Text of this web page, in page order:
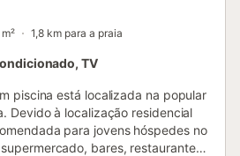
1,8 km para a praia
TV
piscina está localizada na popular
Devido à localização residencial
para jovens hóspedes no
bares, restaurantes